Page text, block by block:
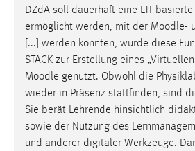
DZdA soll dauerhaft eine LTI-
ermöglicht werden, mit der Moodle-
[...] werden konnten, wurde diese
STACK zur Erstellung eines
Moodle genutzt. Obwohl die
wieder in Präsenz stattfinden, sind die
Sie berät Lehrende hinsichtlich
sowie der Nutzung des
und anderer digitaler Werkzeuge.